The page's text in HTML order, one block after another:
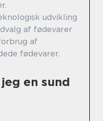
udvikling
af fødevarer
af
fødevarer.
en sund